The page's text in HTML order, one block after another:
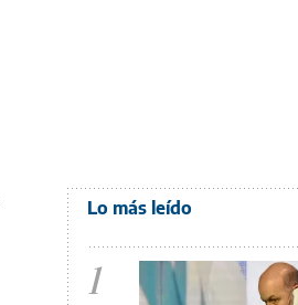
Lo más leído
1